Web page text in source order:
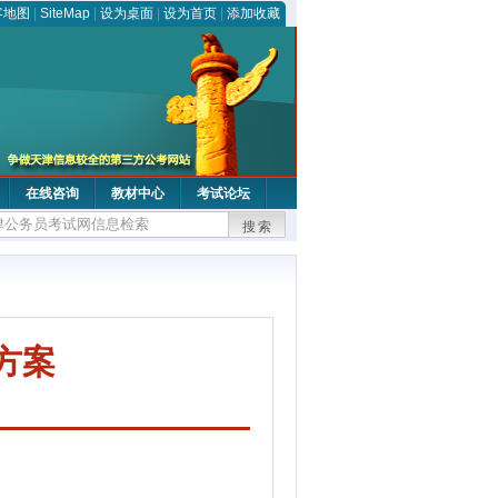
图 SiteMap 设为桌面 设为首页 添加收藏
在线咨询 教材中心 考试论坛
搜索
案